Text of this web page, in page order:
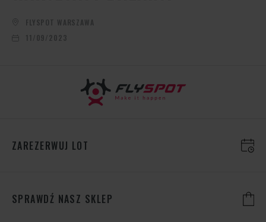
FLYSPOT WARSZAWA
11/09/2023
ZAREZERWUJ LOT
SPRAWDŹ NASZ SKLEP